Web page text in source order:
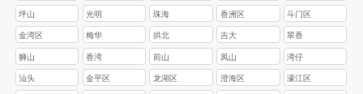
坪山 光明 珠海 香洲区 斗门区
金湾区 梅华 拱北 吉大 翠香
狮山 香湾 前山 凤山 湾仔
汕头 金平区 龙湖区 澄海区 濠江区